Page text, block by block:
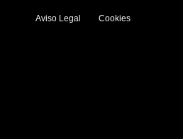
Aviso Legal Cookies